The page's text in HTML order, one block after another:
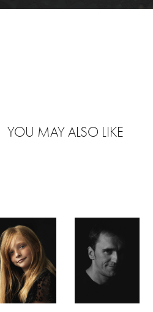
YOU MAY ALSO LIKE